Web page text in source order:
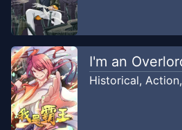
I'm an
Historical, Action,